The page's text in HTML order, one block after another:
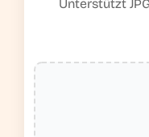
Unterstützt